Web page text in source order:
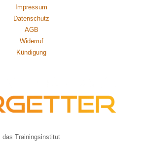
Impressum
Datenschutz
AGB
Widerruf
Kündigung
das Trainingsinstitut